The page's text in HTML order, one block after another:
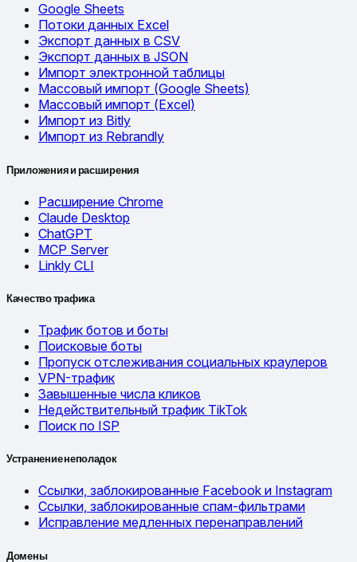
Google Sheets
Потоки данных Excel
Экспорт данных в CSV
Экспорт данных в JSON
Импорт электронной таблицы
Массовый импорт (Google Sheets)
Массовый импорт (Excel)
Импорт из Bitly
Импорт из Rebrandly
Приложения и расширения
Расширение Chrome
Claude Desktop
ChatGPT
MCP Server
Linkly CLI
Качество трафика
Трафик ботов и боты
Поисковые боты
Пропуск отслеживания социальных краулеров
VPN-трафик
Завышенные числа кликов
Недействительный трафик TikTok
Поиск по ISP
Устранение неполадок
Ссылки, заблокированные Facebook и Instagram
Ссылки, заблокированные спам-фильтрами
Исправление медленных перенаправлений
Домены